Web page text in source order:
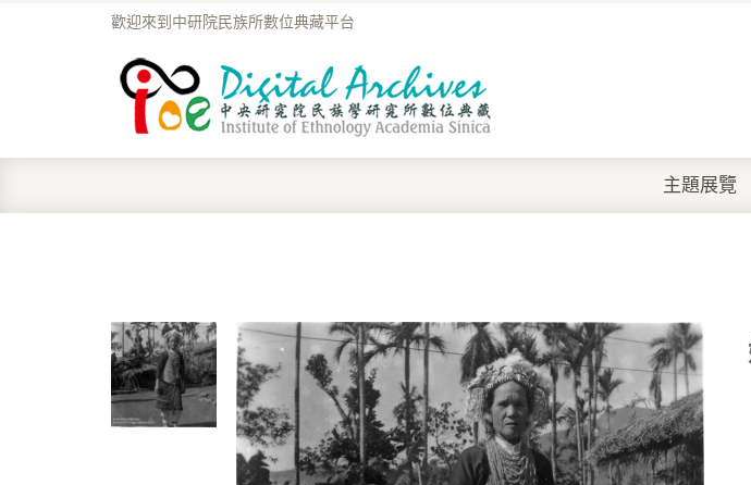
歡迎來到中研院民族所數位典藏平台
主題展覽